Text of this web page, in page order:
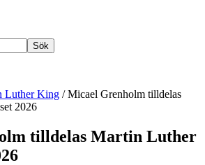
Sök
Luther King /Micael Grenholm tilldelas
2026
tilldelas Martin Luther